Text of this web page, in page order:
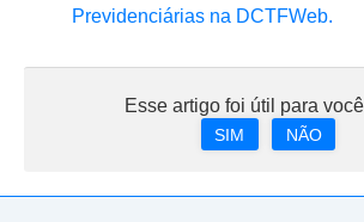
Previdenciárias na DCTFWeb.
Esse artigo foi útil para
SIM NÃO